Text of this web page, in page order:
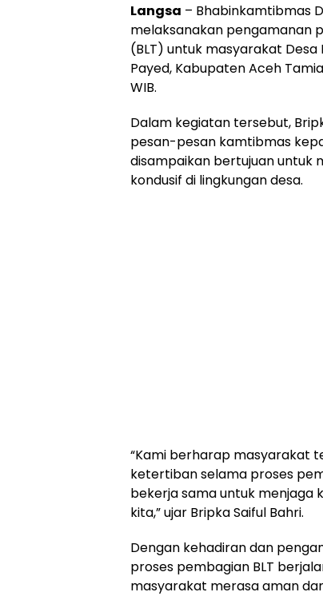
Langsa – Bhabinkamtibmas
melaksanakan pengamanan
(BLT) untuk masyarakat
Payed, Kabupaten Aceh
WIB.
Dalam kegiatan tersebut,
pesan-pesan kamtibmas
disampaikan bertujuan untuk
kondusif di lingkungan desa.
“Kami berharap masyarakat
ketertiban selama proses
bekerja sama untuk menjaga
kita,” ujar Bripka Saiful Bahri.
Dengan kehadiran dan
proses pembagian BLT
masyarakat merasa aman